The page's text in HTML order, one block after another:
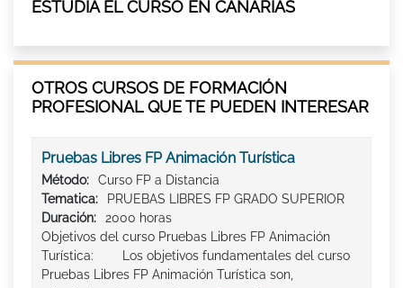
ESTUDIA EL CURSO EN CANARIAS
OTROS CURSOS DE FORMACIÓN
PROFESIONAL QUE TE PUEDEN INTERESAR
Pruebas Libres FP Animación Turística
Método:
Curso FP a Distancia
Tematica:
PRUEBAS LIBRES FP GRADO SUPERIOR
Duración:
2000 horas
Objetivos del curso Pruebas Libres FP Animación
Turística: Los objetivos fundamentales del curso
Pruebas Libres FP Animación Turística son,